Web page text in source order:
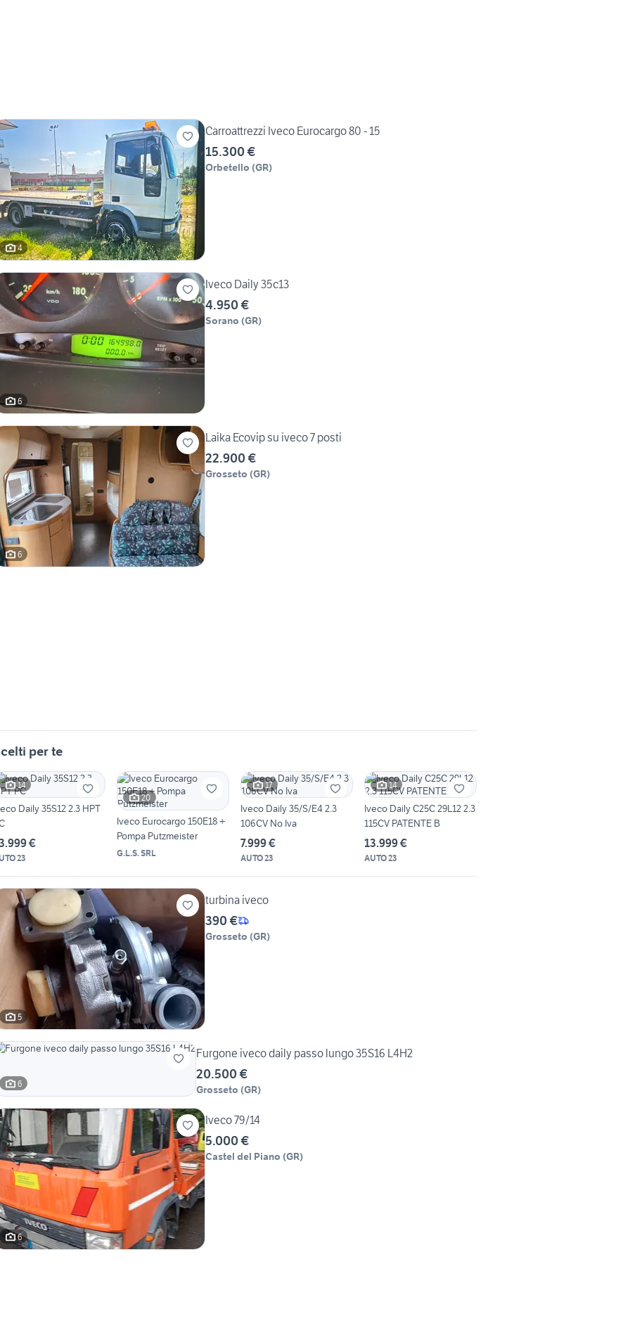
4
Carroattrezzi Iveco Eurocargo 80 - 15
15.300 €
Orbetello (GR)
6
Iveco Daily 35c13
4.950 €
Sorano (GR)
6
Laika Ecovip su iveco 7 posti
22.900 €
Grosseto (GR)
per te
14
Daily 35S12 2.3 HPT
€
23
20
Iveco Eurocargo 150E18 +
Pompa Putzmeister
G.L.S. SRL
17
Iveco Daily 35/S/E4 2.3
106CV No Iva
7.999 €
AUTO 23
14
Iveco Daily C25C 29L12 2.3
115CV PATENTE B
13.999 €
AUTO 23
5
turbina iveco
390 €
Grosseto (GR)
6
Furgone iveco daily passo lungo 35S16 L4H2
20.500 €
Grosseto (GR)
6
Iveco 79/14
5.000 €
Castel del Piano (GR)